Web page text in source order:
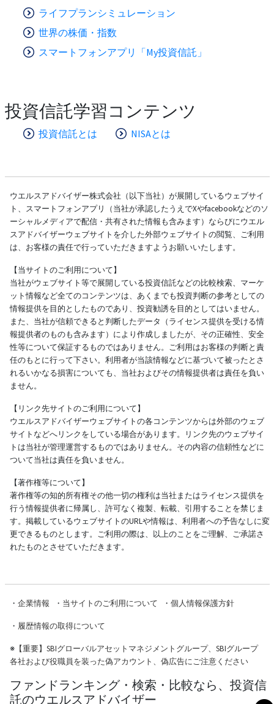
ライフプランシミュレーション
世界の株価・指数
スマートフォンアプリ「My投資信託」
投資信託学習コンテンツ
投資信託とは NISAとは
ウエルスアドバイザー株式会社（以下当社）が展開しているウェブサイ
ト、スマートフォンアプリ（当社が承認したうえでXやfacebookなどのソ
ーシャルメディアで配信・共有された情報も含みます）ならびにウエル
スアドバイザーウェブサイトを介した外部ウェブサイトの閲覧、ご利用
は、お客様の責任で行っていただきますようお願いいたします。
【当サイトのご利用について】
当社がウェブサイト等で展開している投資信託などの比較検索、マーケ
ット情報など全てのコンテンツは、あくまでも投資判断の参考としての
情報提供を目的としたものであり、投資勧誘を目的としてはいません。
また、当社が信頼できると判断したデータ（ライセンス提供を受ける情
報提供者のものも含みます）により作成しましたが、その正確性、安全
性等について保証するものではありません。ご利用はお客様の判断と責
任のもとに行って下さい。利用者が当該情報などに基づいて被ったとさ
れるいかなる損害についても、当社およびその情報提供者は責任を負い
ません。
【リンク先サイトのご利用について】
ウエルスアドバイザーウェブサイトの各コンテンツからは外部のウェブ
サイトなどへリンクをしている場合があります。リンク先のウェブサイ
トは当社が管理運営するものではありません。その内容の信頼性などに
ついて当社は責任を負いません。
【著作権等について】
著作権等の知的所有権その他一切の権利は当社またはライセンス提供を
行う情報提供者に帰属し、許可なく複製、転載、引用することを禁じま
す。掲載しているウェブサイトのURLや情報は、利用者への予告なしに変
更できるものとします。ご利用の際は、以上のことをご理解、ご承諾さ
れたものとさせていただきます。
・ 企業情報 ・ 当サイトのご利用について ・ 個人情報保護方針
・ 履歴情報の取得について
※【重要】SBIグローバルアセットマネジメントグループ、SBIグループ
各社および役職員を装った偽アカウント、偽広告にご注意ください
ファンドランキング・検索・比較なら、投資信
託のウエルスアドバイザー